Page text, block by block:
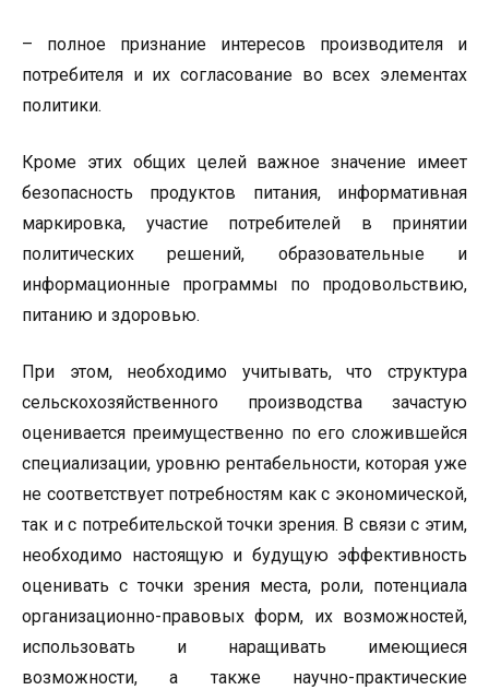
– полное признание интересов производителя и
потребителя и их согласование во всех элементах
политики.
Кроме этих общих целей важное значение имеет
безопасность продуктов питания, информативная
маркировка, участие потребителей в принятии
политических решений, образовательные и
информационные программы по продовольствию,
питанию и здоровью.
При этом, необходимо учитывать, что структура
сельскохозяйственного производства зачастую
оценивается преимущественно по его сложившейся
специализации, уровню рентабельности, которая уже
не соответствует потребностям как с экономической,
так и с потребительской точки зрения. В связи с этим,
необходимо настоящую и будущую эффективность
оценивать с точки зрения места, роли, потенциала
организационно-правовых форм, их возможностей,
использовать и наращивать имеющиеся
возможности, а также научно-практические